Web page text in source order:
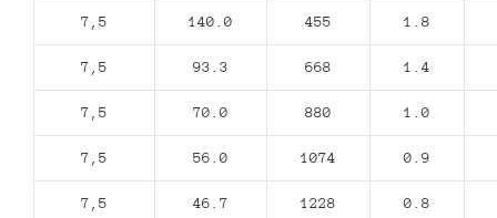
7,5 140.0 455 1.8
7,5 93.3 668 1.4
7,5 70.0 880 1.0
7,5 56.0 1074 0.9
7,5 46.7 1228 0.8